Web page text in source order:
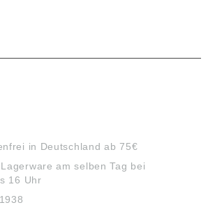
in Deutschland ab 75€
am selben Tag bei
16 Uhr